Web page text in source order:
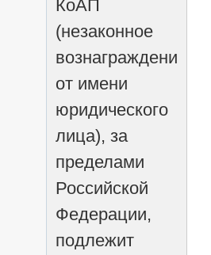
КоАП
(незаконное
вознаграждение
от имени
юридического
лица), за
пределами
Российской
Федерации,
подлежит